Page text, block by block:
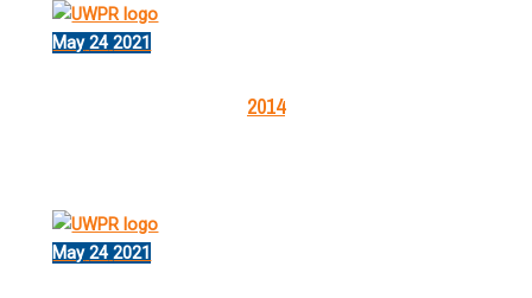
May 24 2021
2014
May 24 2021